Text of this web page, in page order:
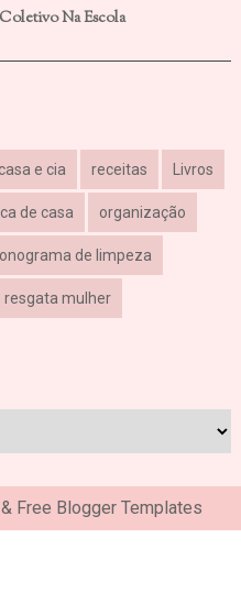
Na Escola
e cia receitas Livros
de casa organização
de limpeza
resgata mulher
& Free Blogger Templates